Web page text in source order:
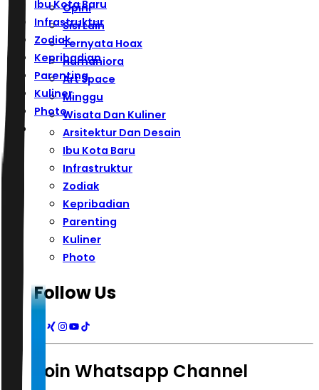
Ibu Kota Baru
Infrastruktur
Zodiak
Kepribadian
Parenting
Kuliner
Photo
Opini
Sisi Lain
Ternyata Hoax
Humaniora
Art Space
Minggu
Wisata Dan Kuliner
Arsitektur Dan Desain
Ibu Kota Baru
Infrastruktur
Zodiak
Kepribadian
Parenting
Kuliner
Photo
Follow Us
Join Whatsapp Channel